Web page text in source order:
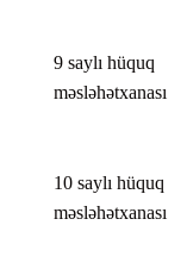
9 saylı hüquq
məsləhətxanası
10 saylı hüquq
məsləhətxanası